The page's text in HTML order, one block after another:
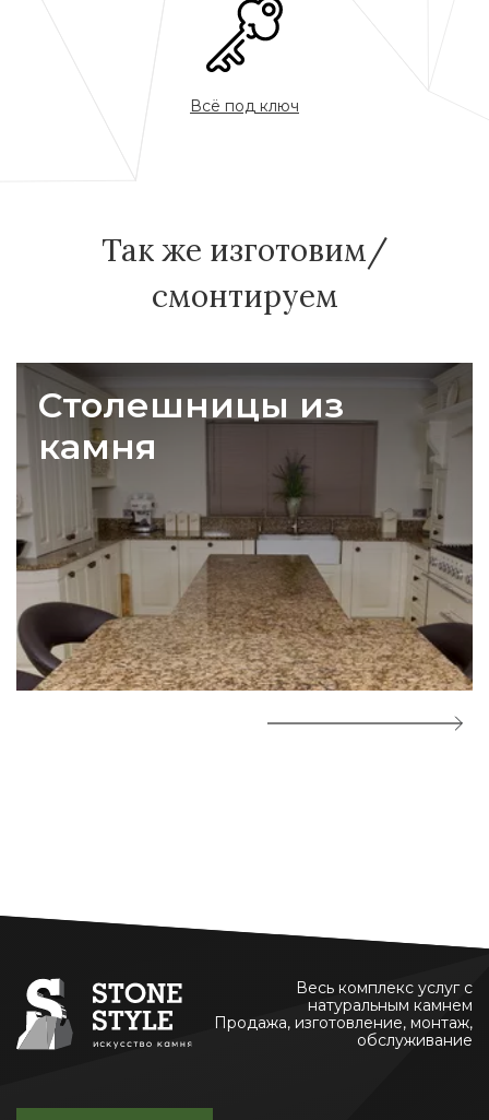
Всё под ключ
Так же изготовим/
смонтируем
Столешницы из
камня
Весь комплекс услуг с
натуральным камнем
Продажа, изготовление, монтаж,
обслуживание